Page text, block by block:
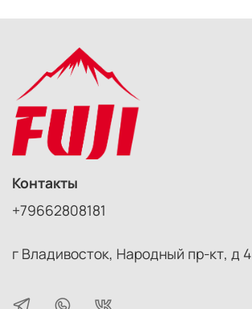
Контакты
+79662808181
г Владивосток, Народный пр-кт, д 4